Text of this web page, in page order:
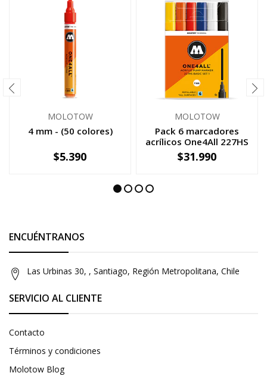
MOLOTOW
4 mm - (50 colores)
+
$5.390
MOLOTOW
Pack 6 marcadores
acrílicos One4All 227HS
4mm S...
+
$31.990
ENCUÉNTRANOS
Las Urbinas 30, , Santiago, Región Metropolitana, Chile
SERVICIO AL CLIENTE
Contacto
Términos y condiciones
Molotow Blog